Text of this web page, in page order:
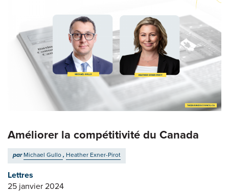
Améliorer la compétitivité du Canada
parMichael Gullo, Heather Exner-Pirot
Lettres
25 janvier 2024